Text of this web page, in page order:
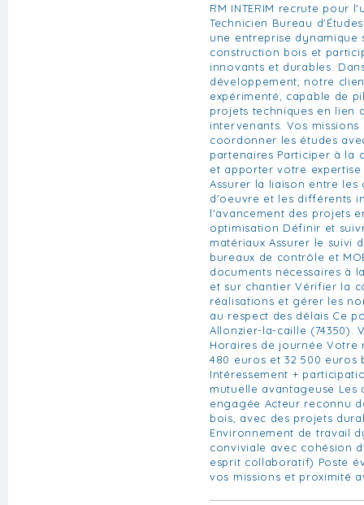
RM INTERIM recrute pour
Technicien Bureau
une entreprise dynamique
construction bois et
innovants et durables.
développement, notre
expérimenté, capable de
projets techniques en lien
intervenants. Vos
coordonner les études
partenaires Participer à la
et apporter votre
Assurer la liaison entre les
d'oeuvre et les différents
l'avancement des projets
optimisation Définir et
matériaux Assurer le suivi
bureaux de contrôle et
documents nécessaires à
et sur chantier Vérifier la
réalisations et gérer les
au respect des délais Ce
Allonzier-la-caille (74350).
Horaires de journée Votre
480 euros et 32 500
Intéressement +
mutuelle avantageuse Les
engagée Acteur reconnu
bois, avec des projets
Environnement de travail
conviviale avec cohésion
esprit collaboratif) Poste
vos missions et proximité